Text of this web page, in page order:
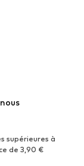
supérieures à
de 3,90 €